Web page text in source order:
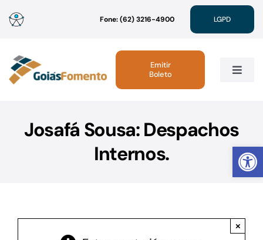
Abrir
para
conteúdo
Fone: (62) 3216-4900 LGPD
Toggle
Linhas de Crédito
Emitir
Boleto
Josafá Sousa: Despachos
Internos.
×